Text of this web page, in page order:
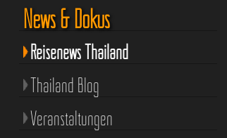
News & Dokus
Reisenews Thailand
Thailand Blog
Veranstaltungen